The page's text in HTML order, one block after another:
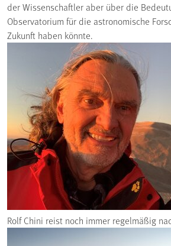
der Wissenschaftler aber über die
Observatorium für die astronomische
Zukunft haben könnte.
Rolf Chini reist noch immer regelmäßig